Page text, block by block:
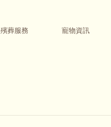
殯葬服務 寵物資訊